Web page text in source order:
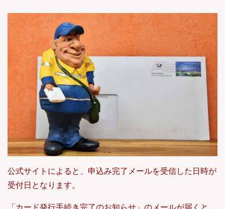
公式サイトによると、申込み完了メールを受信した日時が
受付日となります。